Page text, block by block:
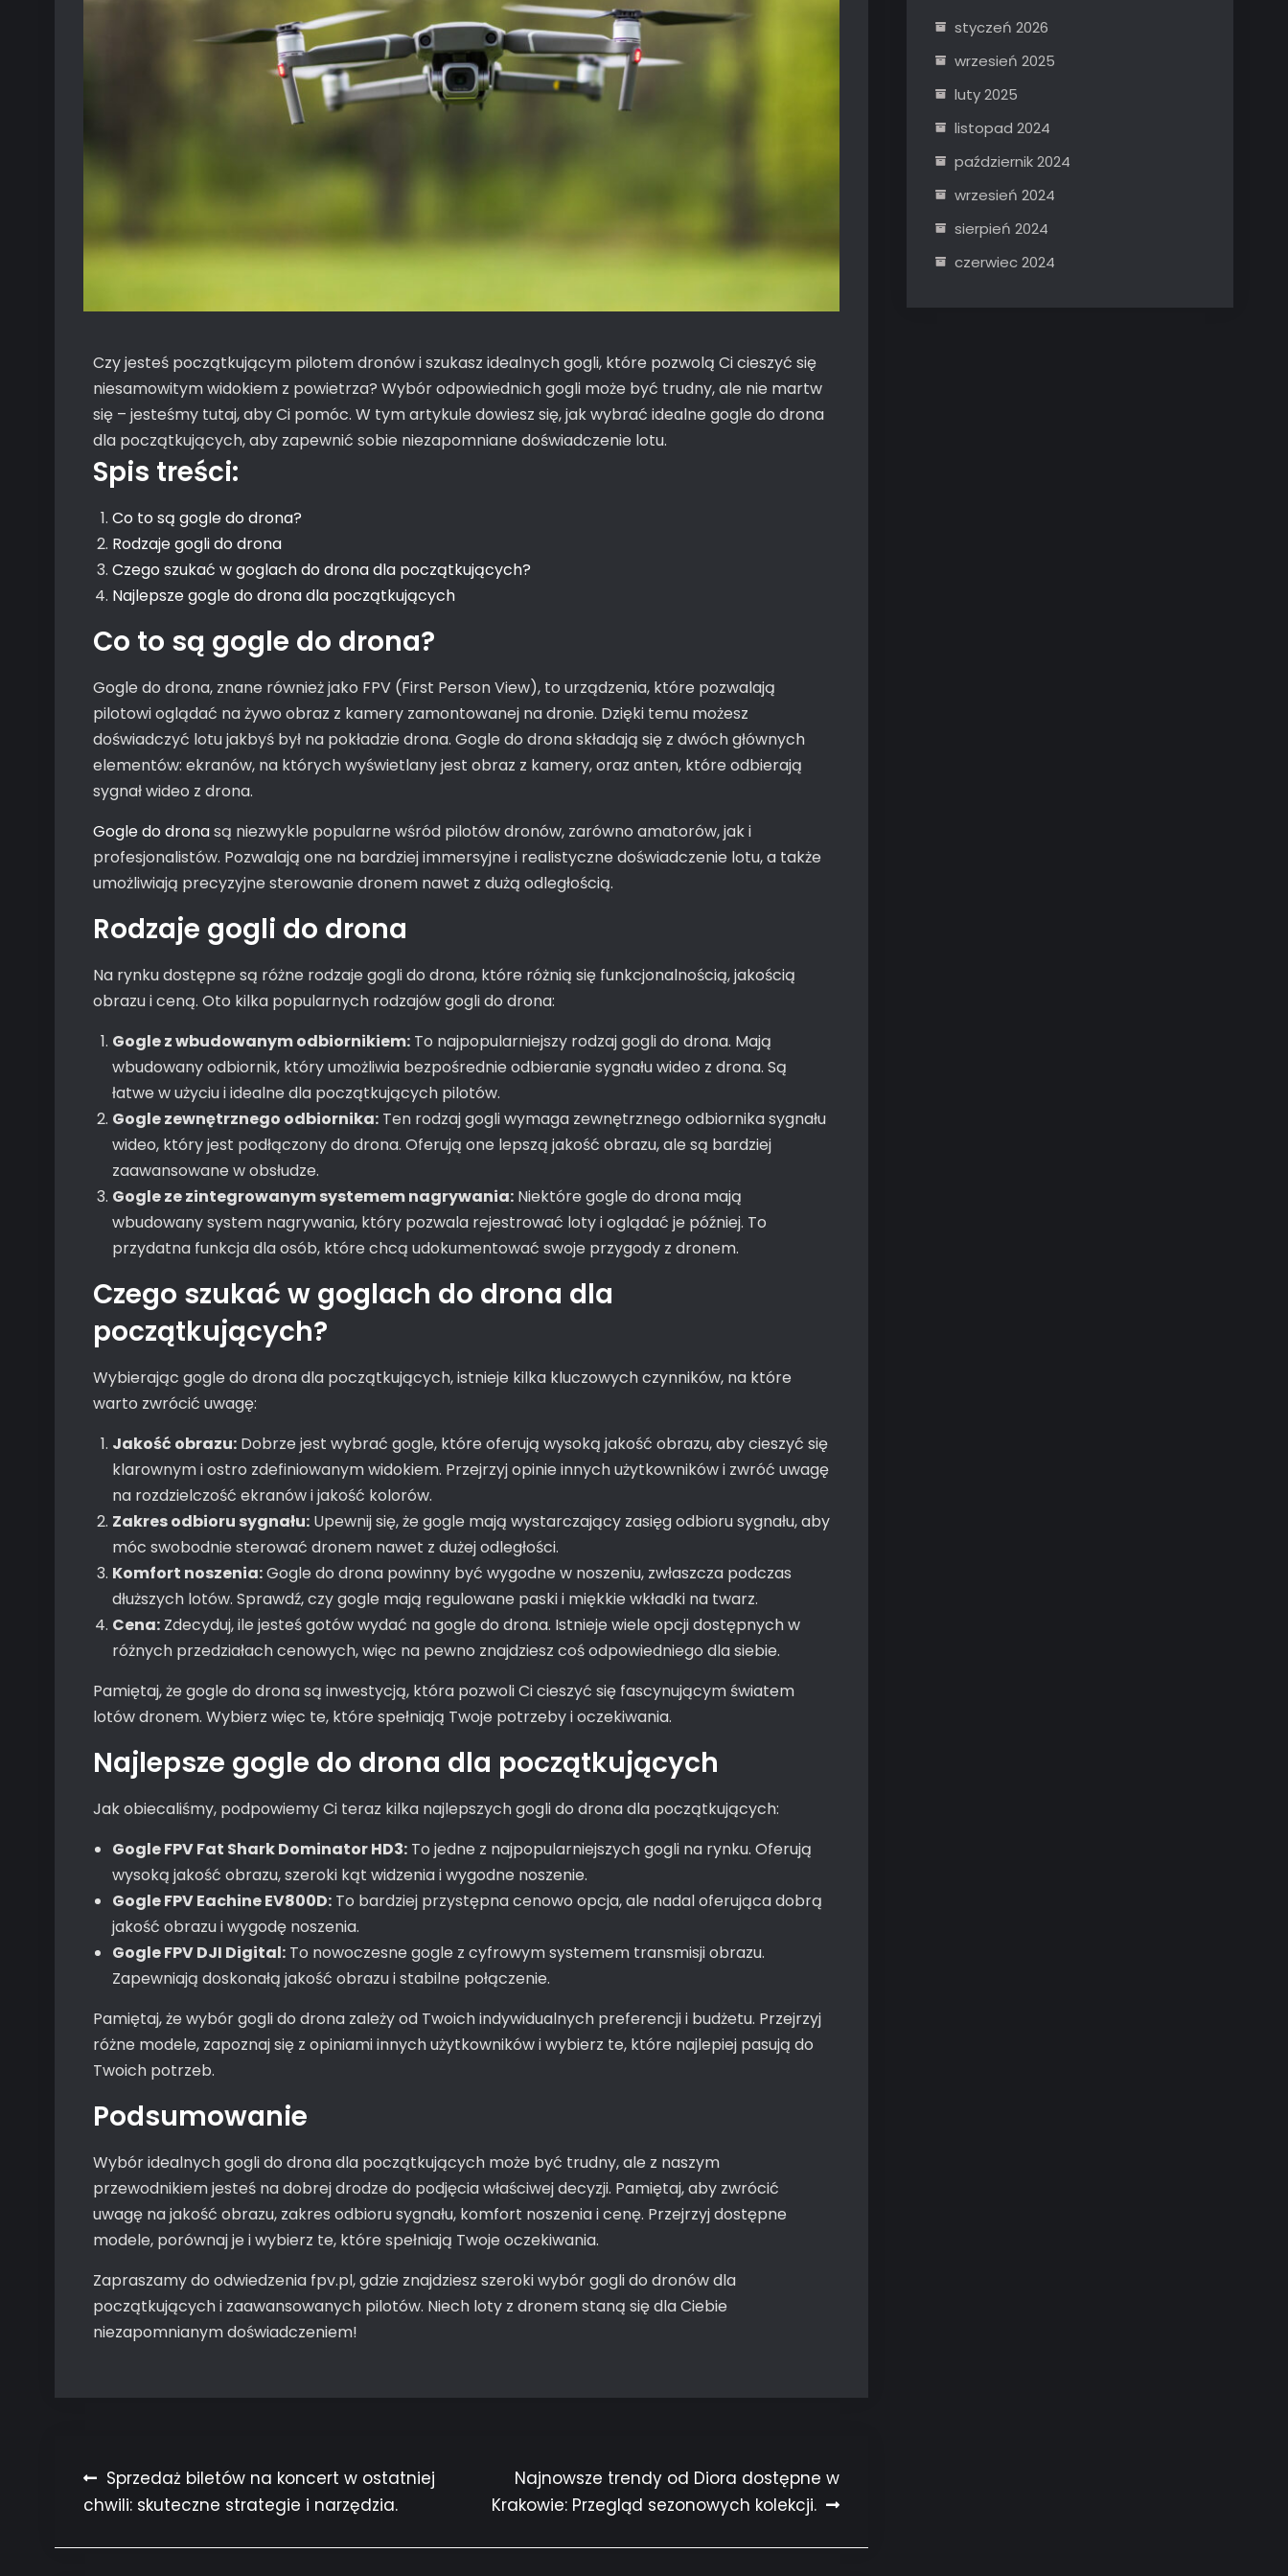
Czy jesteś początkującym pilotem dronów i szukasz idealnych gogli, które pozwolą Ci cieszyć się
niesamowitym widokiem z powietrza? Wybór odpowiednich gogli może być trudny, ale nie martw
się – jesteśmy tutaj, aby Ci pomóc. W tym artykule dowiesz się, jak wybrać idealne gogle do drona
dla początkujących, aby zapewnić sobie niezapomniane doświadczenie lotu.
Spis treści:
Co to są gogle do drona?
Rodzaje gogli do drona
Czego szukać w goglach do drona dla początkujących?
Najlepsze gogle do drona dla początkujących
Co to są gogle do drona?
Gogle do drona, znane również jako FPV (First Person View), to urządzenia, które pozwalają
pilotowi oglądać na żywo obraz z kamery zamontowanej na dronie. Dzięki temu możesz
doświadczyć lotu jakbyś był na pokładzie drona. Gogle do drona składają się z dwóch głównych
elementów: ekranów, na których wyświetlany jest obraz z kamery, oraz anten, które odbierają
sygnał wideo z drona.
Gogle do dronasą niezwykle popularne wśród pilotów dronów, zarówno amatorów, jak i
profesjonalistów. Pozwalają one na bardziej immersyjne i realistyczne doświadczenie lotu, a także
umożliwiają precyzyjne sterowanie dronem nawet z dużą odległością.
Rodzaje gogli do drona
Na rynku dostępne są różne rodzaje gogli do drona, które różnią się funkcjonalnością, jakością
obrazu i ceną. Oto kilka popularnych rodzajów gogli do drona:
Gogle z wbudowanym odbiornikiem: To najpopularniejszy rodzaj gogli do drona. Mają
wbudowany odbiornik, który umożliwia bezpośrednie odbieranie sygnału wideo z drona. Są
łatwe w użyciu i idealne dla początkujących pilotów.
Gogle zewnętrznego odbiornika: Ten rodzaj gogli wymaga zewnętrznego odbiornika sygnału
wideo, który jest podłączony do drona. Oferują one lepszą jakość obrazu, ale są bardziej
zaawansowane w obsłudze.
Gogle ze zintegrowanym systemem nagrywania: Niektóre gogle do drona mają
wbudowany system nagrywania, który pozwala rejestrować loty i oglądać je później. To
przydatna funkcja dla osób, które chcą udokumentować swoje przygody z dronem.
Czego szukać w goglach do drona dla
początkujących?
Wybierając gogle do drona dla początkujących, istnieje kilka kluczowych czynników, na które
warto zwrócić uwagę:
Jakość obrazu: Dobrze jest wybrać gogle, które oferują wysoką jakość obrazu, aby cieszyć się
klarownym i ostro zdefiniowanym widokiem. Przejrzyj opinie innych użytkowników i zwróć uwagę
na rozdzielczość ekranów i jakość kolorów.
Zakres odbioru sygnału: Upewnij się, że gogle mają wystarczający zasięg odbioru sygnału, aby
móc swobodnie sterować dronem nawet z dużej odległości.
Komfort noszenia:Gogle do drona powinny być wygodne w noszeniu, zwłaszcza podczas
dłuższych lotów. Sprawdź, czy gogle mają regulowane paski i miękkie wkładki na twarz.
Cena: Zdecyduj, ile jesteś gotów wydać na gogle do drona. Istnieje wiele opcji dostępnych w
różnych przedziałach cenowych, więc na pewno znajdziesz coś odpowiedniego dla siebie.
Pamiętaj, że gogle do drona są inwestycją, która pozwoli Ci cieszyć się fascynującym światem
lotów dronem. Wybierz więc te, które spełniają Twoje potrzeby i oczekiwania.
Najlepsze gogle do drona dla początkujących
Jak obiecaliśmy, podpowiemy Ci teraz kilka najlepszych gogli do drona dla początkujących:
Gogle FPV Fat Shark Dominator HD3: To jedne z najpopularniejszych gogli na rynku. Oferują
wysoką jakość obrazu, szeroki kąt widzenia i wygodne noszenie.
Gogle FPV Eachine EV800D: To bardziej przystępna cenowo opcja, ale nadal oferująca dobrą
jakość obrazu i wygodę noszenia.
Gogle FPV DJI Digital: To nowoczesne gogle z cyfrowym systemem transmisji obrazu.
Zapewniają doskonałą jakość obrazu i stabilne połączenie.
Pamiętaj, że wybór gogli do drona zależy od Twoich indywidualnych preferencji i budżetu. Przejrzyj
różne modele, zapoznaj się z opiniami innych użytkowników i wybierz te, które najlepiej pasują do
Twoich potrzeb.
Podsumowanie
Wybór idealnych gogli do drona dla początkujących może być trudny, ale z naszym
przewodnikiem jesteś na dobrej drodze do podjęcia właściwej decyzji. Pamiętaj, aby zwrócić
uwagę na jakość obrazu, zakres odbioru sygnału, komfort noszenia i cenę. Przejrzyj dostępne
modele, porównaj je i wybierz te, które spełniają Twoje oczekiwania.
Zapraszamy do odwiedzenia fpv.pl, gdzie znajdziesz szeroki wybór gogli do dronów dla
początkujących i zaawansowanych pilotów. Niech loty z dronem staną się dla Ciebie
niezapomnianym doświadczeniem!
Nawigacja
wpisu
Sprzedaż biletów na koncert w ostatniej
chwili: skuteczne strategie i narzędzia.
Najnowsze trendy od Diora dostępne w
Krakowie: Przegląd sezonowych kolekcji.
styczeń 2026
wrzesień 2025
luty 2025
listopad 2024
październik 2024
wrzesień 2024
sierpień 2024
czerwiec 2024